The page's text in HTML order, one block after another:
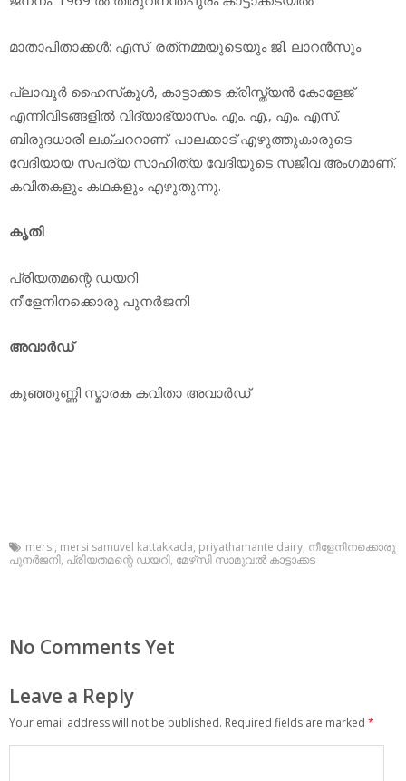
മാതാപിതാക്കള്‍: എസ്. രത്‌നമ്മയുടെയും ജി. ലാറന്‍സും
പ്ലാവൂര്‍ ഹൈസ്‌കൂള്‍, കാട്ടാക്കട ക്രിസ്ത്യന്‍ കോളേജ്
എന്നിവിടങ്ങളില്‍ വിദ്യാഭ്യാസം. എം. എ., എം. എസ്.
ബിരുദധാരി ലക്ചററാണ്. പാലക്കാട് എഴുത്തുകാരുടെ
വേദിയായ സപര്യ സാഹിത്യ വേദിയുടെ സജീവ അംഗമാണ്.
കവിതകളും കഥകളും എഴുതുന്നു.
കൃതി
പ്രിയതമന്റെ ഡയറി
നീളേനിനക്കൊരു പുനര്‍ജനി
അവാര്‍ഡ്
കുഞ്ഞുണ്ണി സ്മാരക കവിതാ അവാര്‍ഡ്
mersi, mersi samuvel kattakkada, priyathamante dairy, നീളേനിനക്കൊരു
പുനര്‍ജനി, പ്രിയതമന്റെ ഡയറി, മേഴ്‌സി സാമുവല്‍ കാട്ടാക്കട
No Comments Yet
Leave a Reply
Your email address will not be published. Required fields are marked *